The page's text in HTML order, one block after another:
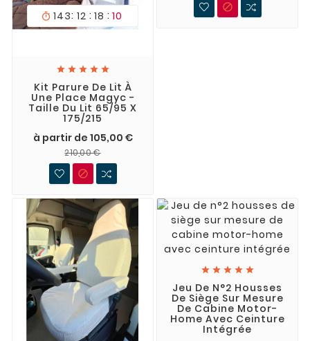
 143: 12 : 18 : 08
    
Kit Parure De Lit À
Une Place Magyc -
Taille Du Lit 65/95 X
175/215
à partir de 105,00 €
210,00 €


    
Jeu De N°2 Housses
De Siège Sur Mesure
De Cabine Motor-
Home Avec Ceinture
Intégrée